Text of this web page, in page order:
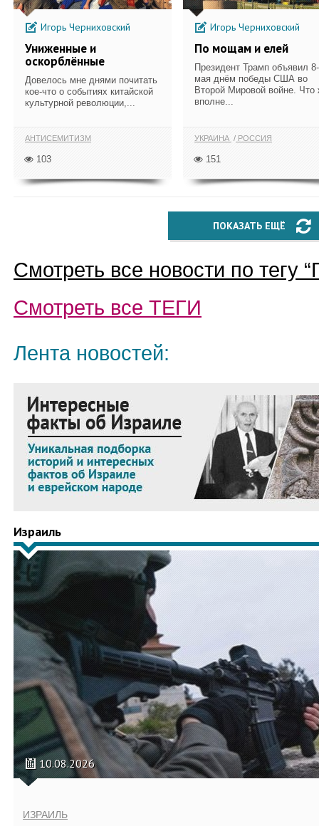
Игорь Черниховский
Униженные и
оскорблённые
Довелось мне днями почитать
кое-что о событиях китайской
культурной революции,...
АНТИСЕМИТИЗМ
103
Игорь Черниховский
По мощам и елей
Президент Трамп объявил
мая днём победы США во
Второй Мировой войне. Что
вполне...
УКРАИНА РОССИЯ
151
ПОКАЗАТЬ ЕЩЁ
Смотреть все новости по тегу “
Смотреть все ТЕГИ
Лента новостей:
Израиль
10.08.2026
ИЗРАИЛЬ